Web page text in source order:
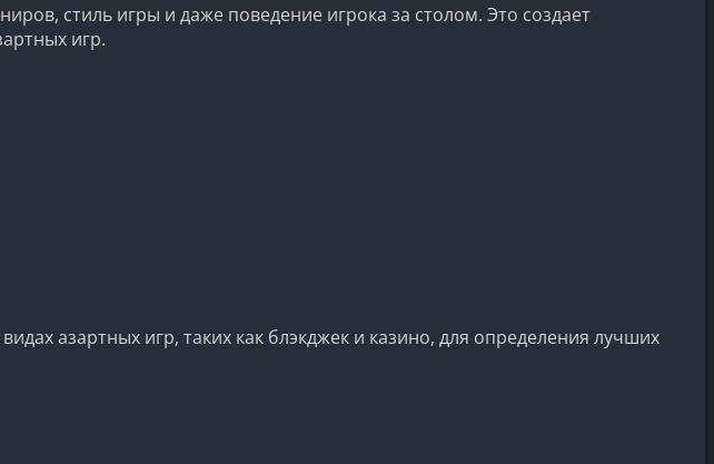
стиль игры и даже поведение игрока за столом. Это создает
игр.
азартных игр, таких как блэкджек и казино, для определения лучших